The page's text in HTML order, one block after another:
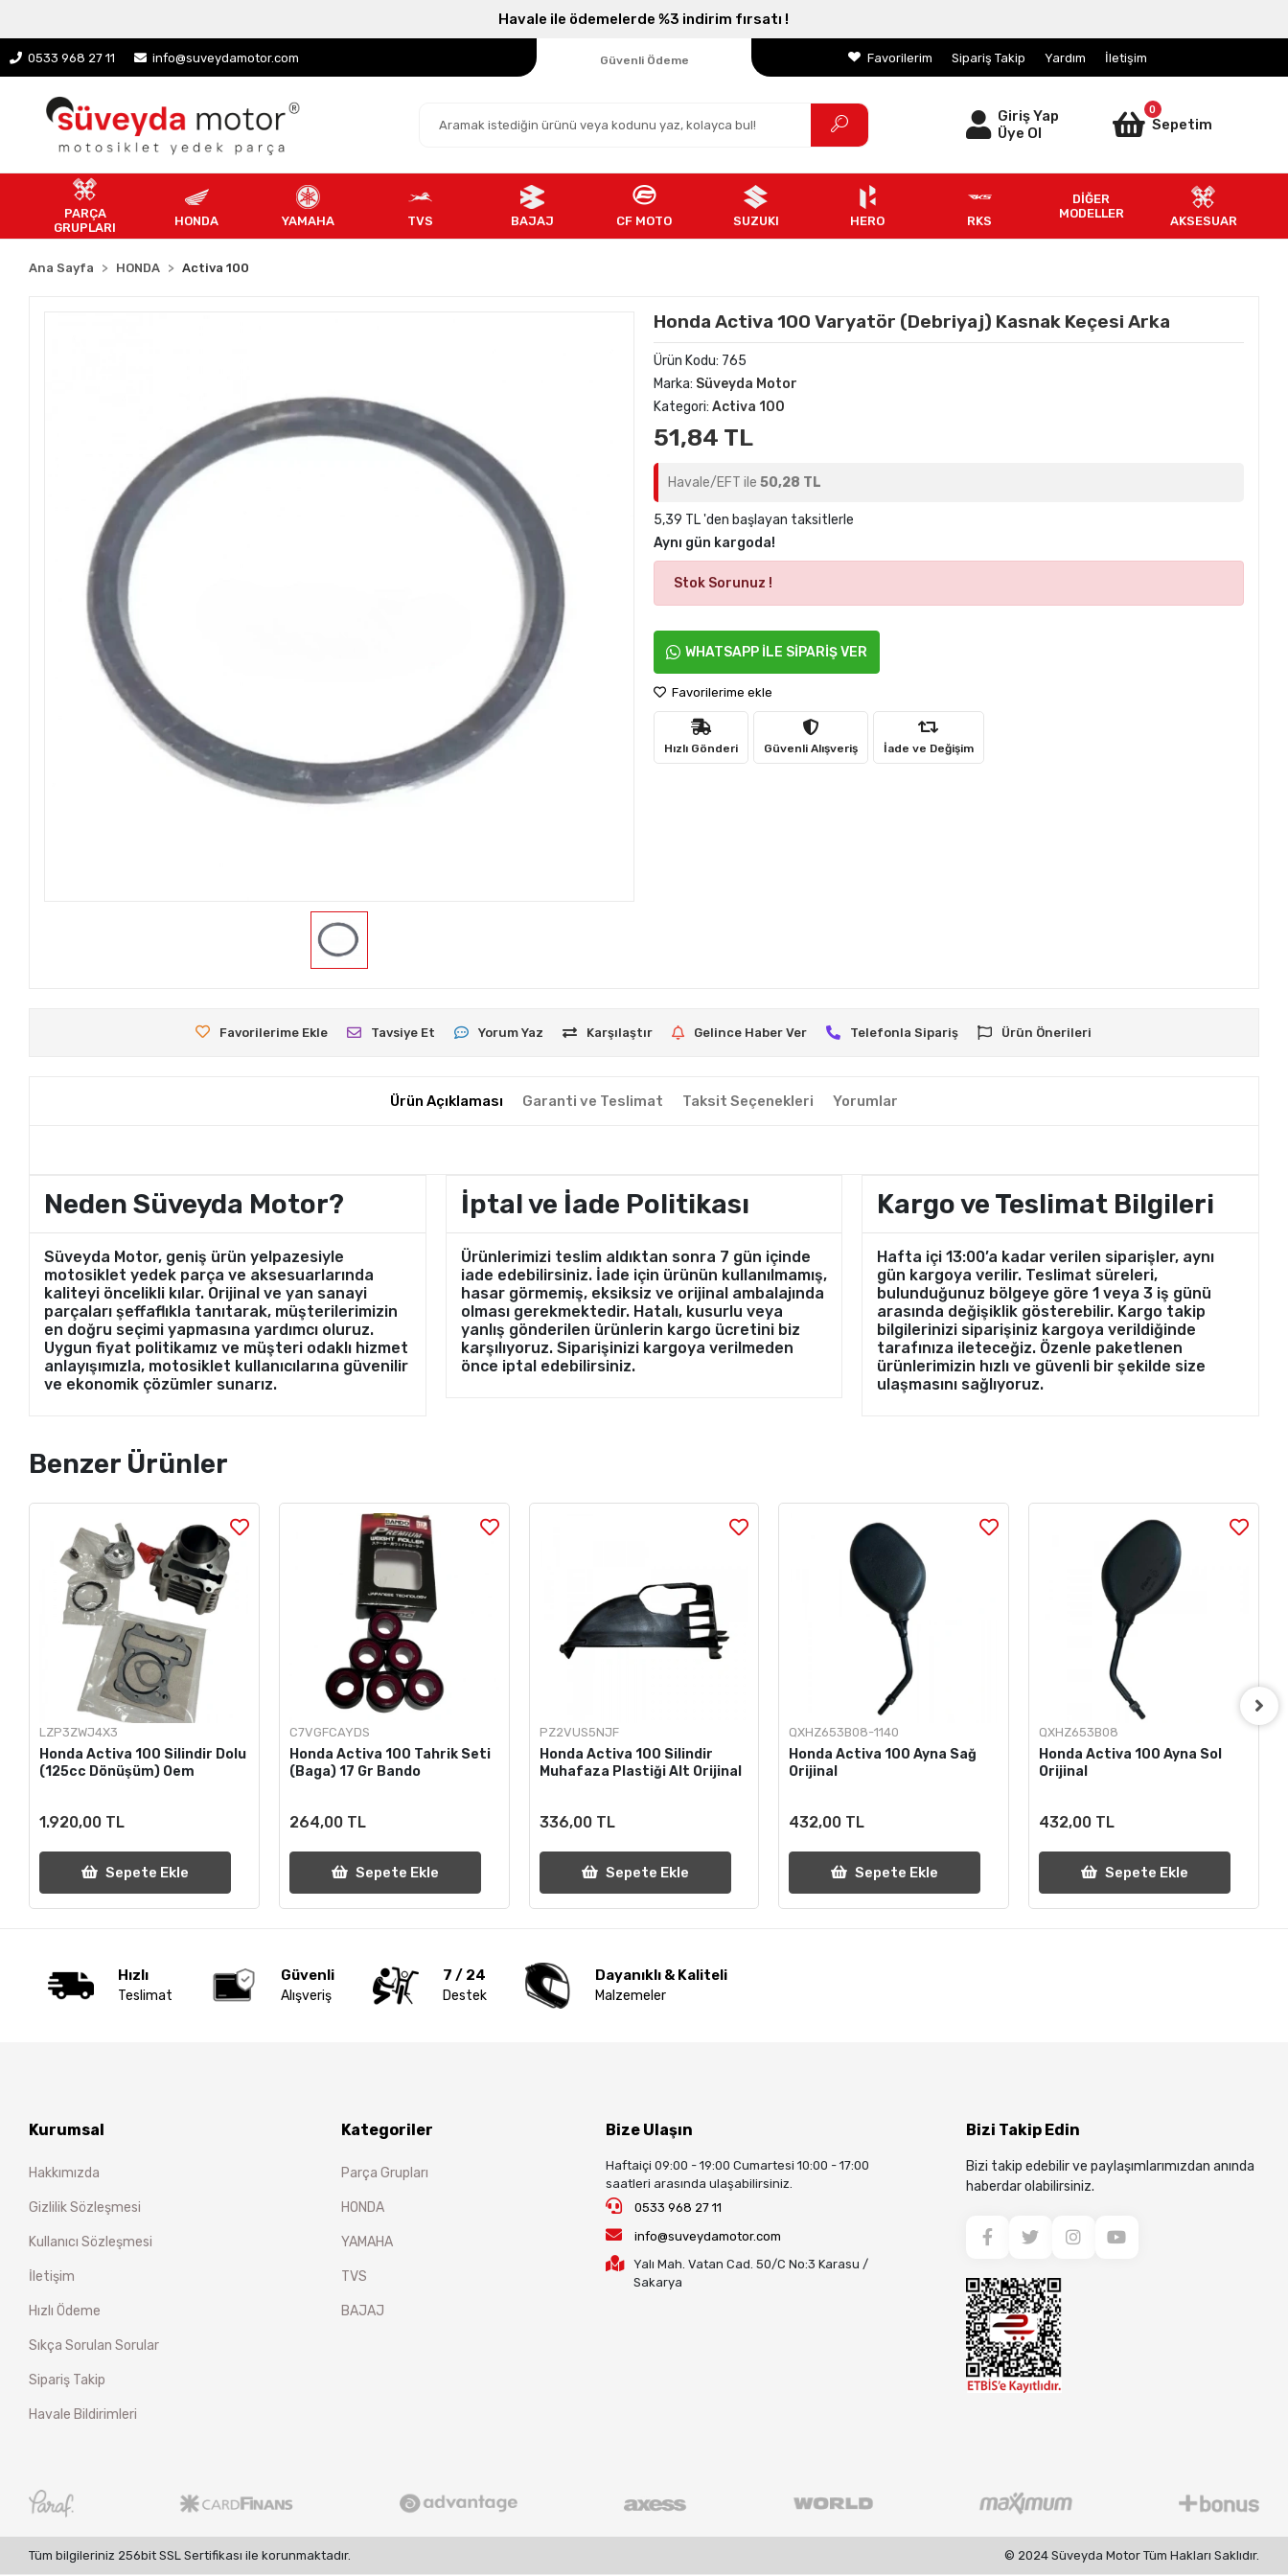
Havale ile ödemelerde %3 indirim fırsatı !
0533 968 27 11 info@suveydamotor.com
Parçanızın Online Adresi
Güvenli Ödeme
Favorilerim Sipariş Takip Yardım İletişim
Giriş Yap
Üye Ol
0
Sepetim
PARÇA
GRUPLARI
HONDA YAMAHA TVS BAJAJ CF MOTO SUZUKI HERO RKS
DİĞER
MODELLER
AKSESUAR
Ana Sayfa HONDA Activa 100
Honda Activa 100 Varyatör (Debriyaj) Kasnak Keçesi Arka
Ürün Kodu: 765
Marka: Süveyda Motor
Kategori: Activa 100
51,84 TL
Havale/EFT ile 50,28 TL
5,39 TL 'den başlayan taksitlerle
Aynı gün kargoda!
Stok Sorunuz !
WHATSAPP İLE SİPARİŞ VER
Favorilerime ekle
Hızlı Gönderi Güvenli Alışveriş İade ve Değişim
Favorilerime Ekle Tavsiye Et Yorum Yaz Karşılaştır Gelince Haber Ver Telefonla Sipariş Ürün Önerileri
Ürün Açıklaması Garanti ve Teslimat Taksit Seçenekleri Yorumlar
Neden Süveyda Motor?
Süveyda Motor, geniş ürün yelpazesiyle
motosiklet yedek parça ve aksesuarlarında
kaliteyi öncelikli kılar. Orijinal ve yan sanayi
parçaları şeffaflıkla tanıtarak, müşterilerimizin
en doğru seçimi yapmasına yardımcı oluruz.
Uygun fiyat politikamız ve müşteri odaklı hizmet
anlayışımızla, motosiklet kullanıcılarına güvenilir
ve ekonomik çözümler sunarız.
İptal ve İade Politikası
Ürünlerimizi teslim aldıktan sonra 7 gün içinde
iade edebilirsiniz. İade için ürünün kullanılmamış,
hasar görmemiş, eksiksiz ve orijinal ambalajında
olması gerekmektedir. Hatalı, kusurlu veya
yanlış gönderilen ürünlerin kargo ücretini biz
karşılıyoruz. Siparişinizi kargoya verilmeden
önce iptal edebilirsiniz.
Kargo ve Teslimat Bilgileri
Hafta içi 13:00’a kadar verilen siparişler, aynı
gün kargoya verilir. Teslimat süreleri,
bulunduğunuz bölgeye göre 1 veya 3 iş günü
arasında değişiklik gösterebilir. Kargo takip
bilgilerinizi siparişiniz kargoya verildiğinde
tarafınıza ileteceğiz. Özenle paketlenen
ürünlerimizin hızlı ve güvenli bir şekilde size
ulaşmasını sağlıyoruz.
Benzer Ürünler
LZP3ZWJ4X3
Honda Activa 100 Silindir Dolu
(125cc Dönüşüm) Oem
1.920,00 TL
Sepete Ekle
C7VGFCAYDS
Honda Activa 100 Tahrik Seti
(Baga) 17 Gr Bando
264,00 TL
Sepete Ekle
PZ2VUS5NJF
Honda Activa 100 Silindir
Muhafaza Plastiği Alt Orijinal
336,00 TL
Sepete Ekle
QXHZ653B08-1140
Honda Activa 100 Ayna Sağ
Orijinal
432,00 TL
Sepete Ekle
QXHZ653B08
Honda Activa 100 Ayna Sol
Orijinal
432,00 TL
Sepete Ekle
Hızlı
Teslimat
Güvenli
Alışveriş
7 / 24
Destek
Dayanıklı & Kaliteli
Malzemeler
Kurumsal
Hakkımızda
Gizlilik Sözleşmesi
Kullanıcı Sözleşmesi
İletişim
Hızlı Ödeme
Sıkça Sorulan Sorular
Sipariş Takip
Havale Bildirimleri
Kategoriler
Parça Grupları
HONDA
YAMAHA
TVS
BAJAJ
Bize Ulaşın
Haftaiçi 09:00 - 19:00 Cumartesi 10:00 - 17:00
saatleri arasında ulaşabilirsiniz.
0533 968 27 11
info@suveydamotor.com
Yalı Mah. Vatan Cad. 50/C No:3 Karasu /
Sakarya
Bizi Takip Edin
Bizi takip edebilir ve paylaşımlarımızdan anında
haberdar olabilirsiniz.
Tüm bilgileriniz 256bit SSL Sertifikası ile korunmaktadır. © 2024 Süveyda Motor Tüm Hakları Saklıdır.